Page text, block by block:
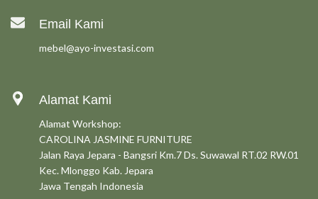
Email Kami
mebel@ayo-investasi.com
Alamat Kami
Alamat Workshop:
CAROLINA JASMINE FURNITURE
Jalan Raya Jepara - Bangsri Km.7 Ds. Suwawal RT.02 RW.01
Kec. Mlonggo Kab. Jepara
Jawa Tengah Indonesia